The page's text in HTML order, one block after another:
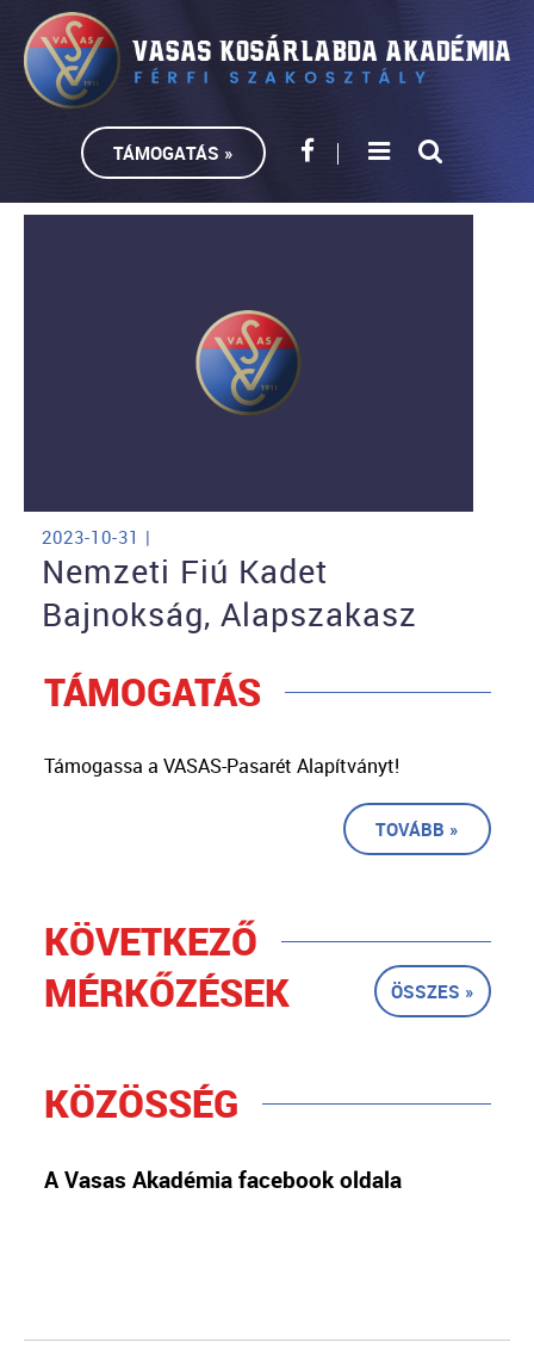
TÁMOGATÁS »
2023-10-31 |
Nemzeti Fiú Kadet
Bajnokság, Alapszakasz
TÁMOGATÁS
Támogassa a VASAS-Pasarét Alapítványt!
TOVÁBB »
KÖVETKEZŐ
MÉRKŐZÉSEK
ÖSSZES »
KÖZÖSSÉG
A Vasas Akadémia facebook oldala